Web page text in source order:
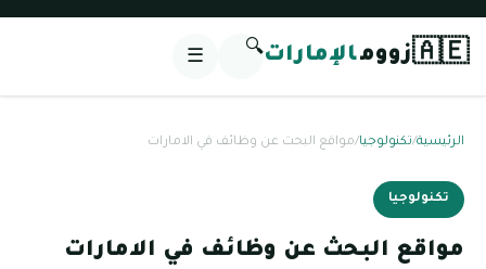
🇦🇪زوومالإمارات🔍
☰
الرئيسية/تكنولوجيا/مواقع البحث عن وظائف في الامارات
تكنولوجيا
مواقع البحث عن وظائف في الامارات